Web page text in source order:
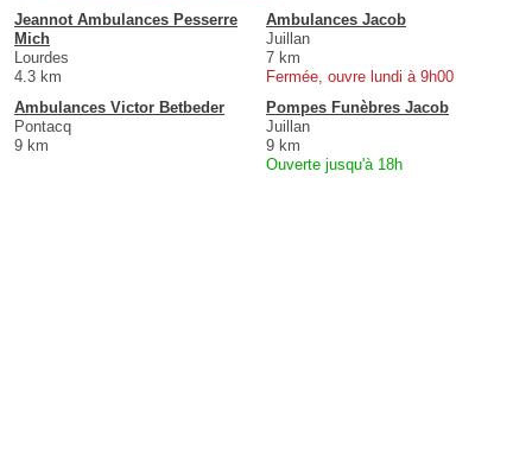
Jeannot Ambulances Pesserre
Mich
Lourdes
4.3 km
Ambulances Jacob
Juillan
7 km
Fermée, ouvre lundi à 9h00
Ambulances Victor Betbeder
Pontacq
9 km
Pompes Funèbres Jacob
Juillan
9 km
Ouverte jusqu'à 18h